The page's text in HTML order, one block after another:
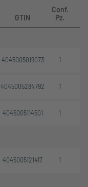
GTIN
Conf.
Pz.
4045005019073 1
4045005284792 1
4045005114501 1
4045005121417 1